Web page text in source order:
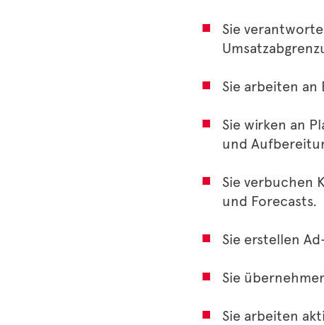
Sie
Sie arbeiten an
Sie wirken an
und
Sie verbuchen
und Forecasts.
Sie erstellen
Sie
Sie arbeiten